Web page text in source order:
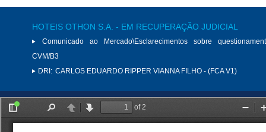
HOTEIS OTHON S.A. - EM RECUPERAÇÃO JUDICIAL
Comunicado ao Mercado\Esclarecimentos sobre
CVM/B3
DRI: CARLOS EDUARDO RIPPER VIANNA FILHO - (FCA V1)